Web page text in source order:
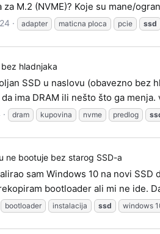
M.2 (NVME)? Koje su mane/
adapter maticna ploca pcie ssd
bez hladnjaka
SSD u naslovu (obavezno
ima DRAM ili nešto što ga
dram kupovina nvme predlog
ne bootuje bez starog SSD-a
sam Windows 10 na novi
bootloader ali mi ne ide.
bootloader instalacija ssd windows